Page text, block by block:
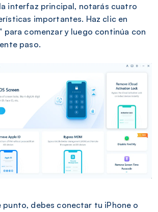
interfaz principal, notarás cuatro
importantes. Haz clic en
para comenzar y luego continúa con
paso.
punto, debes conectar tu iPhone o